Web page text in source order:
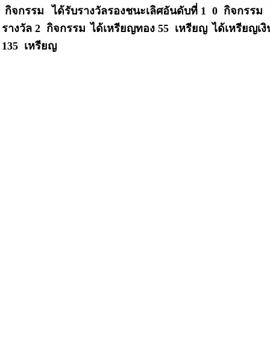
กิจกรรม
ได้รับรางวัลรองชนะเลิศอันดับที่ 1 0 กิจกรรม
รางวัล 2 กิจกรรม ได้เหรียญทอง 55 เหรียญ ได้เหรียญเ
135 เหรียญ